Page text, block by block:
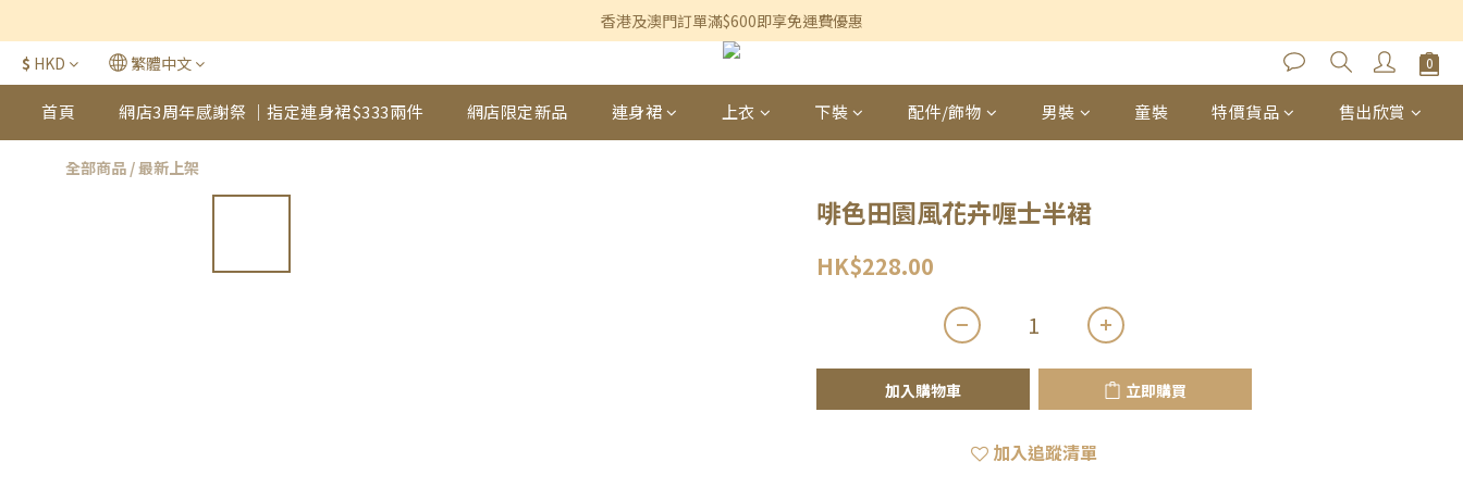
香港及澳門訂單滿$600即享免運費優惠
香港及澳門訂單滿$600即享免運費優惠
3個月內買滿$1,200可享永久九折優惠
香港及澳門訂單滿$600即享免運費優惠
$ HKD 繁體中文
首頁 網店3周年感謝祭 ｜指定連身裙$333兩件 網店限定新品 連身裙 上衣 下裝 配件/飾物 男裝 童裝 特價貨品 售出欣賞
全部商品 /最新上架
啡色田園風花卉喱士半裙
HK$228.00
加入購物車 立即購買
加入追蹤清單
立即購買